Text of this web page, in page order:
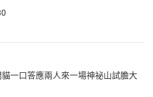
一口答應兩人來一場神祕山試膽大